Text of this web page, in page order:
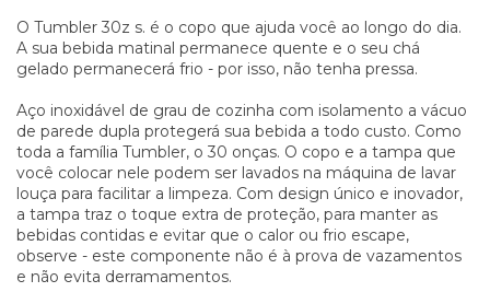
O Tumbler 30z s. é o copo que ajuda você ao longo do dia.
A sua bebida matinal permanece quente e o seu chá
gelado permanecerá frio - por isso, não tenha pressa.
Aço inoxidável de grau de cozinha com isolamento a vácuo
de parede dupla protegerá sua bebida a todo custo. Como
toda a família Tumbler, o 30 onças. O copo e a tampa que
você colocar nele podem ser lavados na máquina de lavar
louça para facilitar a limpeza. Com design único e inovador,
a tampa traz o toque extra de proteção, para manter as
bebidas contidas e evitar que o calor ou frio escape,
observe - este componente não é à prova de vazamentos
e não evita derramamentos.